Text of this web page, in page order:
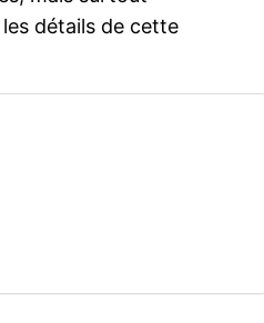
détails de cette